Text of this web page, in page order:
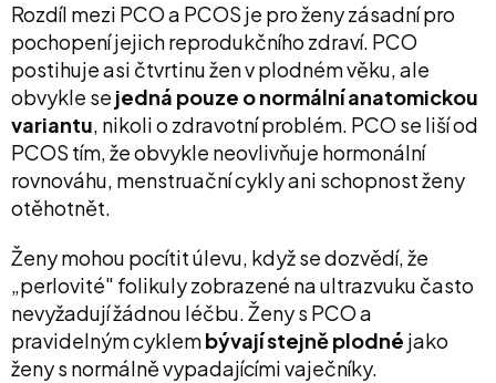
Rozdíl mezi PCO a PCOS je pro ženy zásadní pro
pochopení jejich reprodukčního zdraví. PCO
postihuje asi čtvrtinu žen v plodném věku, ale
obvykle se jedná pouze o normální anatomickou
variantu, nikoli o zdravotní problém. PCO se liší od
PCOS tím, že obvykle neovlivňuje hormonální
rovnováhu, menstruační cykly ani schopnost ženy
otěhotnět.
Ženy mohou pocítit úlevu, když se dozvědí, že
„perlovité" folikuly zobrazené na ultrazvuku často
nevyžadují žádnou léčbu. Ženy s PCO a
pravidelným cyklembývají stejně plodné jako
ženy s normálně vypadajícími vaječníky.